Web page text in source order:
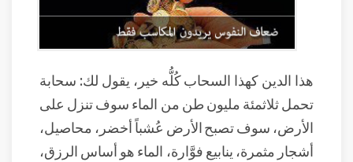
هذا الدين كهذا السحاب كُلُّه خير، يقول لك: سحابة
تحمل ثلاثمئة مليون طن من الماء سوف تنزل على
الأرض، سوف تصبح الأرض عُشباً أخضر، محاصيل،
أشجار مثمرة، ينابيع فوَّارة، الماء هو أساس الرزق،